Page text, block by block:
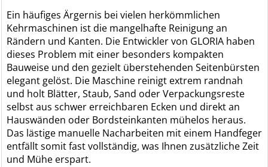
Ein häufiges Ärgernis bei vielen herkömmlichen
Kehrmaschinen ist die mangelhafte Reinigung an
Rändern und Kanten. Die Entwickler von GLORIA haben
dieses Problem mit einer besonders kompakten
Bauweise und den gezielt überstehenden Seitenbürsten
elegant gelöst. Die Maschine reinigt extrem randnah
und holt Blätter, Staub, Sand oder Verpackungsreste
selbst aus schwer erreichbaren Ecken und direkt an
Hauswänden oder Bordsteinkanten mühelos heraus.
Das lästige manuelle Nacharbeiten mit einem Handfeger
entfällt somit fast vollständig, was Ihnen zusätzliche Zeit
und Mühe erspart.